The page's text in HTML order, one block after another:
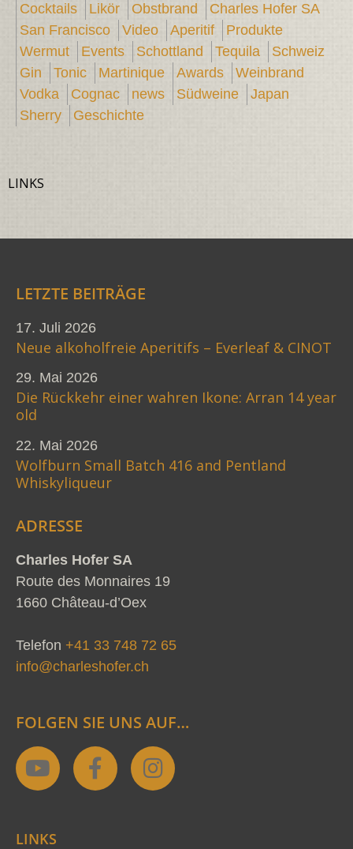
Cocktails
Likör Obstbrand
Charles Hofer SA
San Francisco
Video Aperitif
Produkte
Wermut
Events Schottland Tequila
Schweiz
Gin
Tonic Martinique Awards
Weinbrand
Vodka
Cognac news Südweine
Japan
Sherry
Geschichte
LINKS
LETZTE BEITRÄGE
17. Juli 2026
Neue alkoholfreie Aperitifs – Everleaf & CINOT
29. Mai 2026
Die Rückkehr einer wahren Ikone: Arran 14 year
old
22. Mai 2026
Wolfburn Small Batch 416 and Pentland
Whiskyliqueur
ADRESSE
Charles Hofer SA
Route des Monnaires 19
1660 Château-d’Oex
Telefon +41 33 748 72 65
info@charleshofer.ch
FOLGEN SIE UNS AUF…
Y
o
F
a
I
n
LINKS